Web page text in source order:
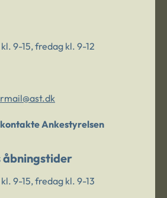
9-15, fredag kl. 9-12
Ankestyrelsen
åbningstider
9-15, fredag kl. 9-13